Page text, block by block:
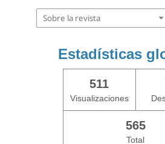
Sobre la revista
Estadísticas
511
Visualizaciones
565
Total